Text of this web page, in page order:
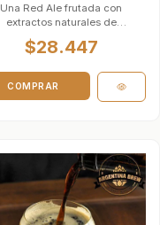
Una Red Ale frutada con
extractos naturales de
Frambuesa, Frutos Rojos o
Arándanos. Es u…
$28.447
COMPRAR